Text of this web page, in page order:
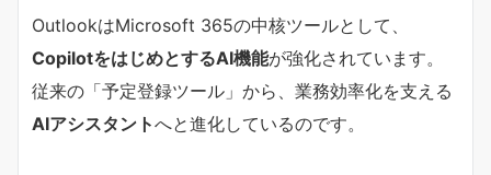
OutlookはMicrosoft 365の中核ツールとして、
CopilotをはじめとするAI機能が強化されています。
従来の「予定登録ツール」から、業務効率化を支える
AIアシスタントへと進化しているのです。